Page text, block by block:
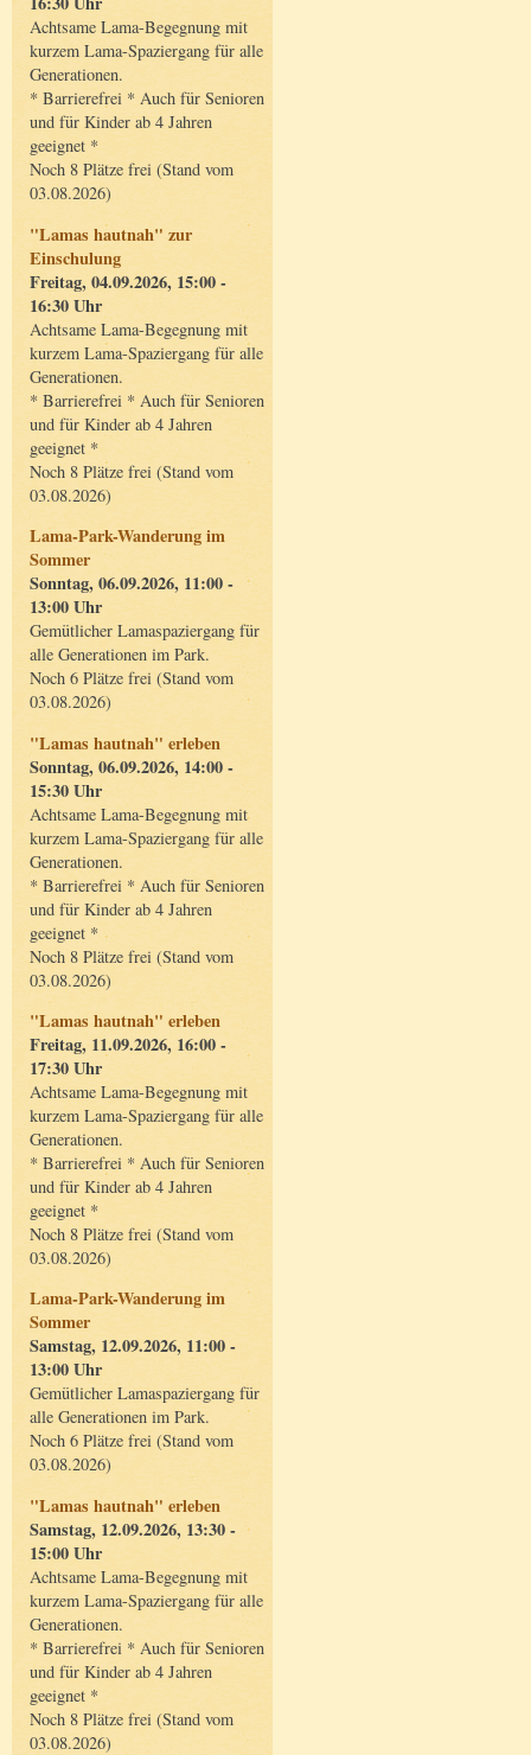
Achtsame Lama-Begegnung mit
kurzem Lama-Spaziergang für alle
Generationen.
* Barrierefrei * Auch für Senioren
und für Kinder ab 4 Jahren
geeignet *
Noch 8 Plätze frei (Stand vom
03.08.2026)
"Lamas hautnah" zur
Einschulung
Freitag, 04.09.2026, 15:00 -
16:30 Uhr
Achtsame Lama-Begegnung mit
kurzem Lama-Spaziergang für alle
Generationen.
* Barrierefrei * Auch für Senioren
und für Kinder ab 4 Jahren
geeignet *
Noch 8 Plätze frei (Stand vom
03.08.2026)
Lama-Park-Wanderung im
Sommer
Sonntag, 06.09.2026, 11:00 -
13:00 Uhr
Gemütlicher Lamaspaziergang für
alle Generationen im Park.
Noch 6 Plätze frei (Stand vom
03.08.2026)
"Lamas hautnah" erleben
Sonntag, 06.09.2026, 14:00 -
15:30 Uhr
Achtsame Lama-Begegnung mit
kurzem Lama-Spaziergang für alle
Generationen.
* Barrierefrei * Auch für Senioren
und für Kinder ab 4 Jahren
geeignet *
Noch 8 Plätze frei (Stand vom
03.08.2026)
"Lamas hautnah" erleben
Freitag, 11.09.2026, 16:00 -
17:30 Uhr
Achtsame Lama-Begegnung mit
kurzem Lama-Spaziergang für alle
Generationen.
* Barrierefrei * Auch für Senioren
und für Kinder ab 4 Jahren
geeignet *
Noch 8 Plätze frei (Stand vom
03.08.2026)
Lama-Park-Wanderung im
Sommer
Samstag, 12.09.2026, 11:00 -
13:00 Uhr
Gemütlicher Lamaspaziergang für
alle Generationen im Park.
Noch 6 Plätze frei (Stand vom
03.08.2026)
"Lamas hautnah" erleben
Samstag, 12.09.2026, 13:30 -
15:00 Uhr
Achtsame Lama-Begegnung mit
kurzem Lama-Spaziergang für alle
Generationen.
* Barrierefrei * Auch für Senioren
und für Kinder ab 4 Jahren
geeignet *
Noch 8 Plätze frei (Stand vom
03.08.2026)